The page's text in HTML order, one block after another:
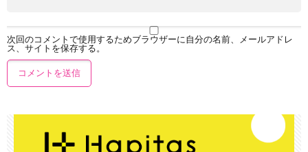
次回のコメントで使用するためブラウザーに自分の名前、メールアドレ
ス、サイトを保存する。